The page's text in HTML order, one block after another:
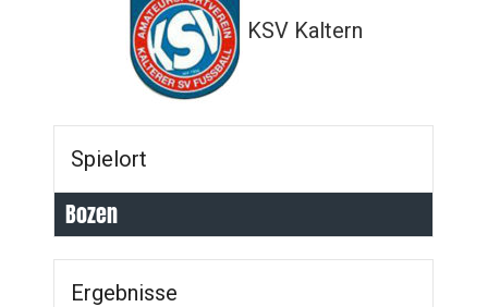
KSV Kaltern
Spielort
Bozen
Ergebnisse